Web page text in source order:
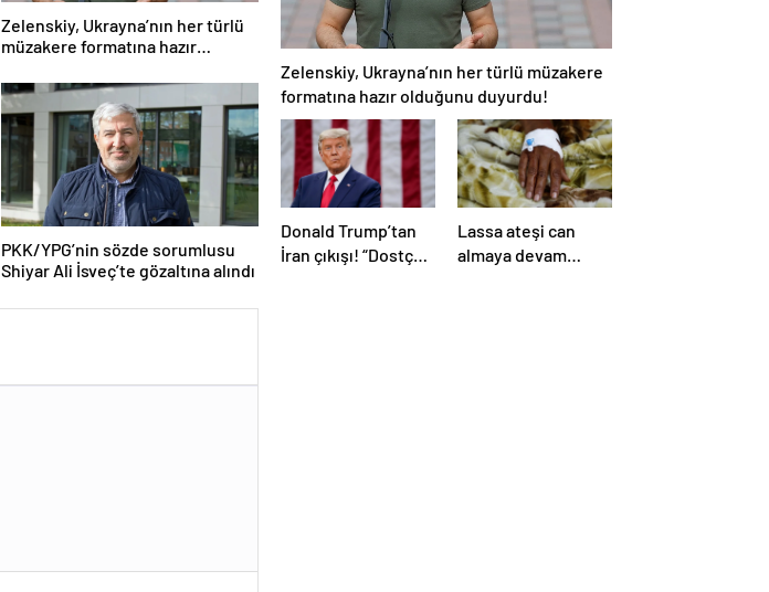
Zelenskiy, Ukrayna’nın her türlü
müzakere formatına hazır
PKK/YPG’nin sözde sorumlusu
Shiyar Ali İsveç’te gözaltına alındı
Zelenskiy, Ukrayna’nın her türlü müzakere
formatına hazır olduğunu duyurdu!
Donald Trump’tan
İran çıkışı! “Dostça
Lassa ateşi can
almaya devam